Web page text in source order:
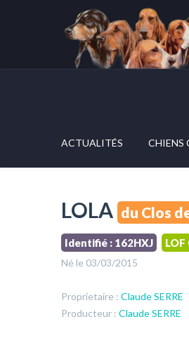
ACTUALITÉS CHIENS
LOLA du Clos
Identifié : 162HXJ
Né le 03/03/2015
Proprietaire : Claude SERRE
Producteur : Claude SERRE